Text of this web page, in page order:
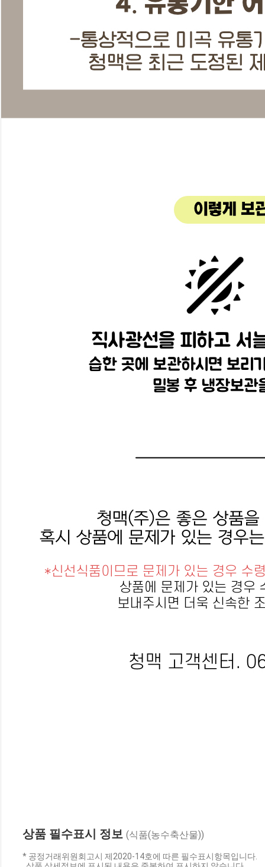
상품 필수표시 정보 (식품(농수축산물))
* 공정거래위원회고시 제2020-14호에 따른 필수표시항목입니다.